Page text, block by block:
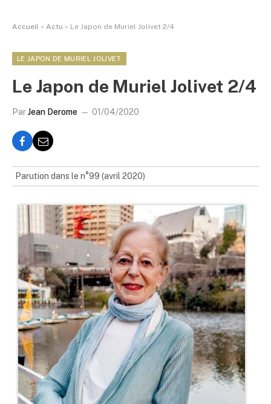
Accueil » Actu » Le Japon de Muriel Jolivet 2/4
LE JAPON DE MURIEL JOLIVET
Le Japon de Muriel Jolivet 2/4
ParJean Derome 01/04/2020
Parution dans le n°99 (avril 2020)